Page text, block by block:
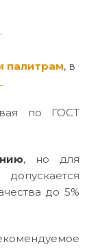
палитрам, в
.
по ГОСТ
, но для
до 5%